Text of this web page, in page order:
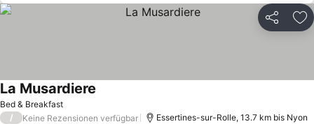
Teilen
Bed & Breakfast
La Musardiere
/ Keine Rezensionen verfügbar Essertines-sur-Rolle, 13.7 km bis Nyon